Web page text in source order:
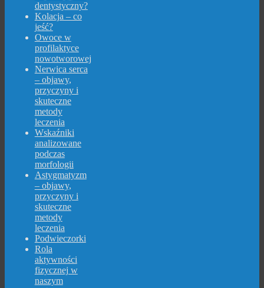
dentystyczny?
Kolacja – co
jeść?
Owoce w
profilaktyce
nowotworowej
Nerwica serca
– objawy,
przyczyny i
skuteczne
metody
leczenia
Wskaźniki
analizowane
podczas
morfologii
Astygmatyzm
– objawy,
przyczyny i
skuteczne
metody
leczenia
Podwieczorki
Rola
aktywności
fizycznej w
naszym